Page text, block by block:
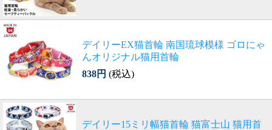
デイリーEX猫首輪 南国琉球模様 ゴロにゃ
んオリジナル猫用首輪
838円 (税込)
デイリー15ミリ幅猫首輪 猫富士山 猫用首